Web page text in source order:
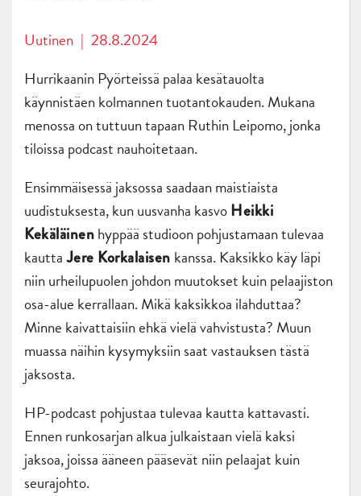
Uutinen | 28.8.2024
Hurrikaanin Pyörteissä palaa kesätauolta
käynnistäen kolmannen tuotantokauden. Mukana
menossa on tuttuun tapaan Ruthin Leipomo, jonka
tiloissa podcast nauhoitetaan.
Ensimmäisessä jaksossa saadaan maistiaista
uudistuksesta, kun uusvanha kasvoHeikki
Kekäläinenhyppää studioon pohjustamaan tulevaa
kauttaJere Korkalaisen kanssa. Kaksikko käy läpi
niin urheilupuolen johdon muutokset kuin pelaajiston
osa-alue kerrallaan. Mikä kaksikkoa ilahduttaa?
Minne kaivattaisiin ehkä vielä vahvistusta? Muun
muassa näihin kysymyksiin saat vastauksen tästä
jaksosta.
HP-podcast pohjustaa tulevaa kautta kattavasti.
Ennen runkosarjan alkua julkaistaan vielä kaksi
jaksoa, joissa ääneen pääsevät niin pelaajat kuin
seurajohto.